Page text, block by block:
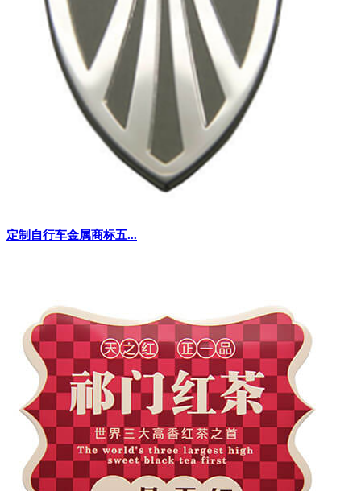
定制自行车金属商标五...